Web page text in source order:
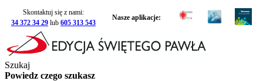
Skontaktuj się z nami:
34 372 34 29 lub 605 313 543
Nasze aplikacje:
Szukaj
Powiedz czego szukasz